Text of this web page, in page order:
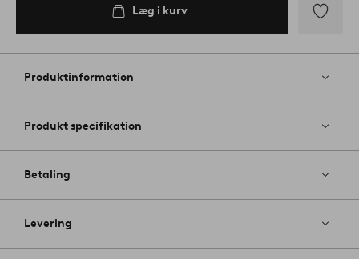
Læg i kurv
til
Produktinformation
Produkt specifikation
Betaling
Levering